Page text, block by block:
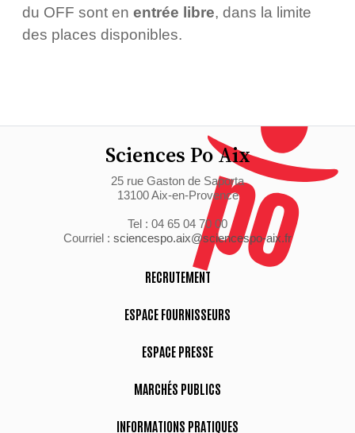
du OFF sont en entrée libre, dans la limite
des places disponibles.
Sciences Po Aix
25 rue Gaston de Saporta
13100 Aix-en-Provence
Tel : 04 65 04 70 00
Courriel : sciencespo.aix@sciencespo-aix.fr
RECRUTEMENT
ESPACE FOURNISSEURS
ESPACE PRESSE
MARCHÉS PUBLICS
INFORMATIONS PRATIQUES